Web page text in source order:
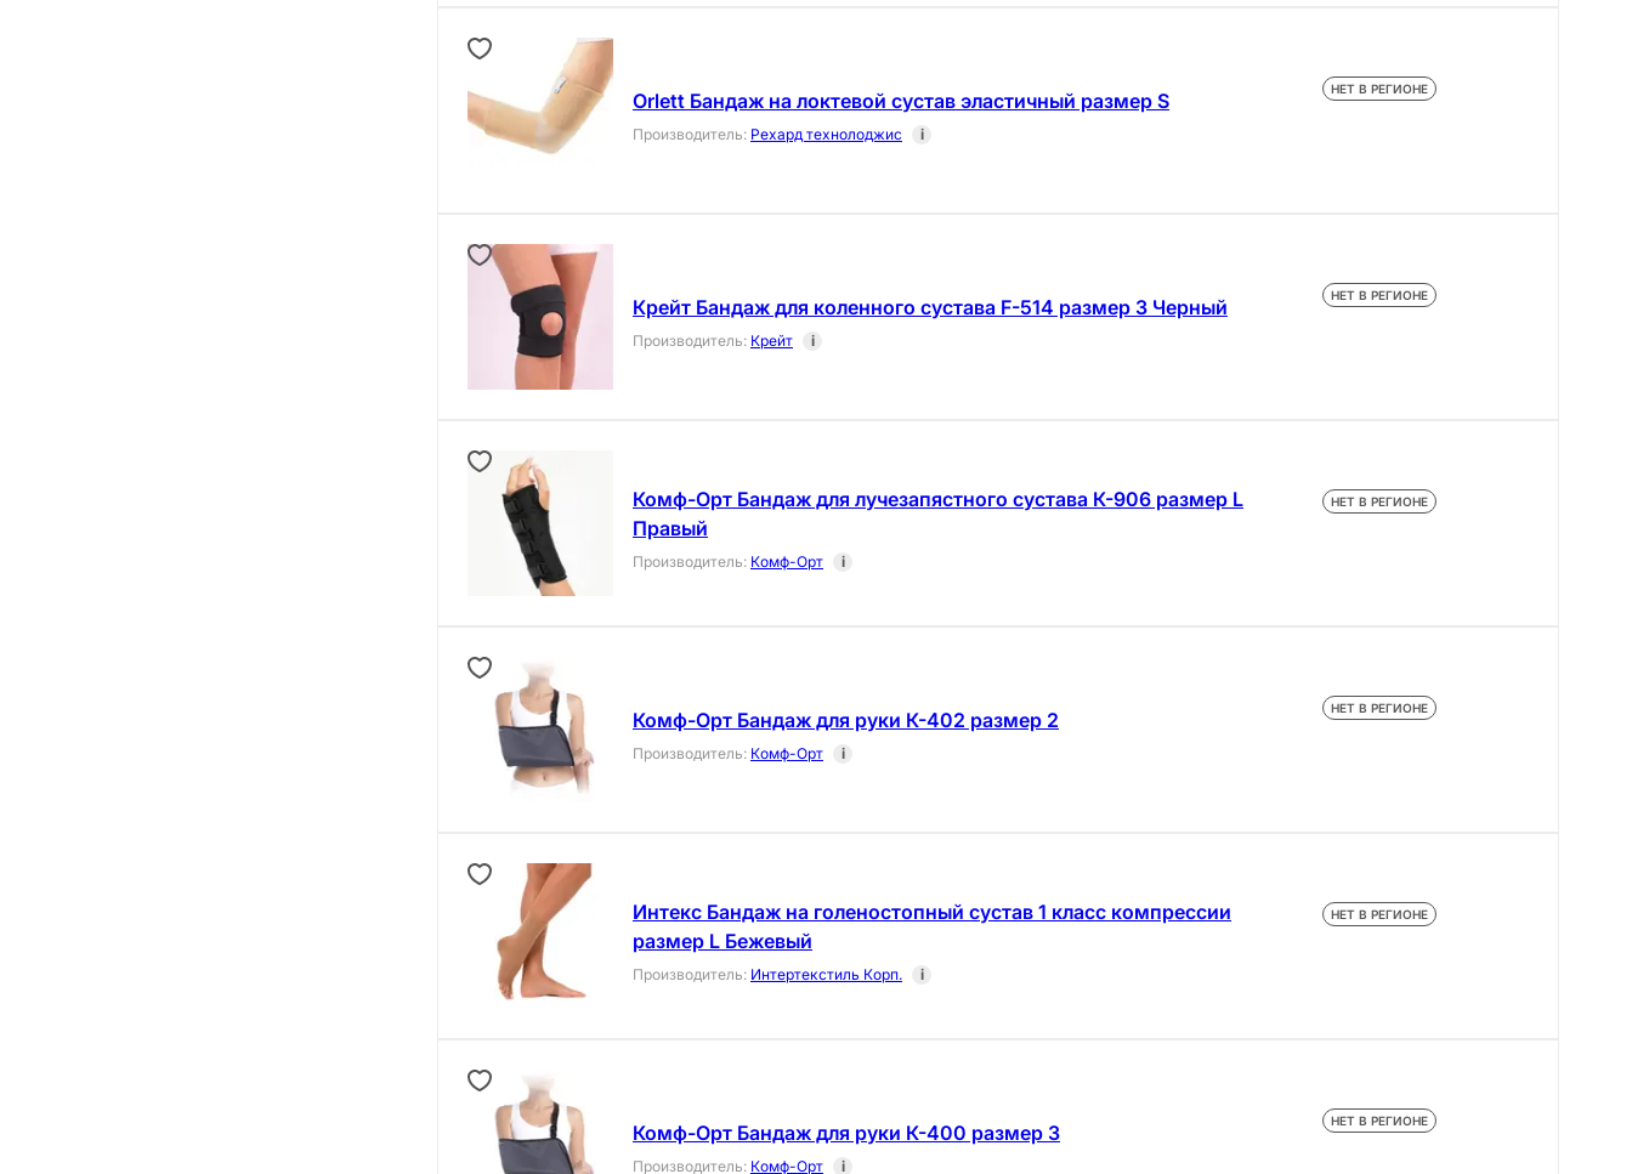
Orlett Бандаж на локтевой сустав эластичный размер S
Производитель: Рехард технолоджис i
НЕТ В РЕГИОНЕ
Крейт Бандаж для коленного сустава F-514 размер 3 Черный
Производитель: Крейт i
НЕТ В РЕГИОНЕ
Комф-Орт Бандаж для лучезапястного сустава К-906 размер L
Правый
Производитель: Комф-Орт i
НЕТ В РЕГИОНЕ
Комф-Орт Бандаж для руки К-402 размер 2
Производитель: Комф-Орт i
НЕТ В РЕГИОНЕ
Интекс Бандаж на голеностопный сустав 1 класс компрессии
размер L Бежевый
Производитель: Интертекстиль Корп. i
НЕТ В РЕГИОНЕ
Комф-Орт Бандаж для руки К-400 размер 3
Производитель: Комф-Орт i
НЕТ В РЕГИОНЕ